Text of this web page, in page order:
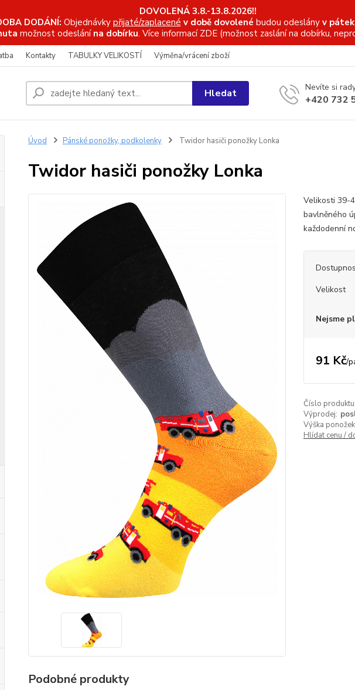
DOVOLENÁ 3.8.-13.8.2026!!
DODÁNÍ: Objednávky přijaté/zaplacené v době dovolené budou odeslány v
možnost odeslání na dobírku. Více informací ZDE (možnost zaslání na dobírku,
Kontakty TABULKY VELIKOSTÍ Výměna/vrácení zboží
Hledat Nevíte si
+420 732
Úvod Pánské ponožky, podkolenky Twidor hasiči ponožky Lonka
Twidor hasiči ponožky Lonka
Velikosti 39-
bavlněného
každodenní
Velikost
Nejsme
91 Kč/
Číslo produktu:
Výprodej:
Výška
Hlídat cenu /
Podobné produkty